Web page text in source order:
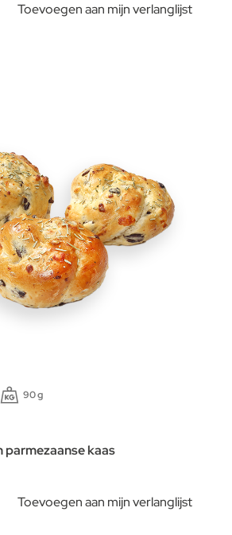
Toevoegen aan mijn verlanglijst
90 g
parmezaanse kaas
Toevoegen aan mijn verlanglijst